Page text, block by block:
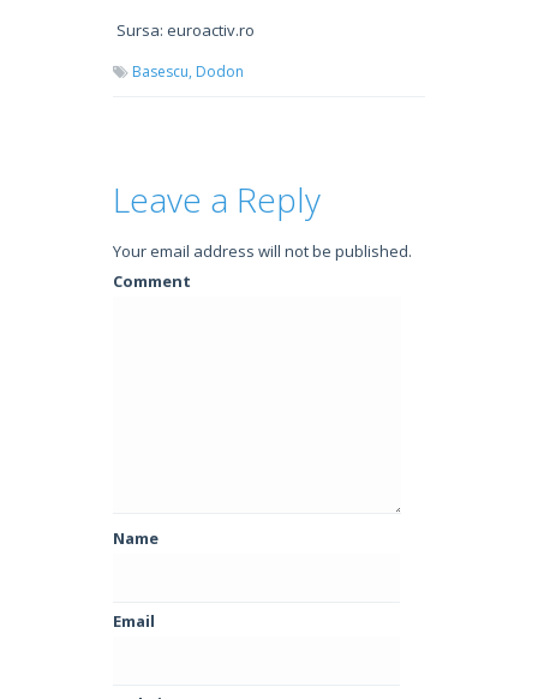
Sursa: euroactiv.ro
Basescu, Dodon
Leave a Reply
Your email address will not be published.
Comment
Name
Email